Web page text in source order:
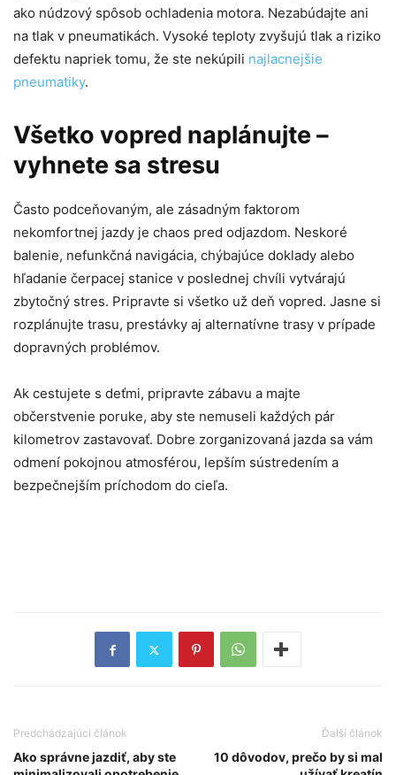
ako núdzový spôsob ochladenia motora. Nezabúdajte ani
na tlak v pneumatikách. Vysoké teploty zvyšujú tlak a riziko
defektu napriek tomu, že ste nekúpili najlacnejšie
pneumatiky.
Všetko vopred naplánujte –
vyhnete sa stresu
Často podceňovaným, ale zásadným faktorom
nekomfortnej jazdy je chaos pred odjazdom. Neskoré
balenie, nefunkčná navigácia, chýbajúce doklady alebo
hľadanie čerpacej stanice v poslednej chvíli vytvárajú
zbytočný stres. Pripravte si všetko už deň vopred. Jasne si
rozplánujte trasu, prestávky aj alternatívne trasy v prípade
dopravných problémov.
Ak cestujete s deťmi, pripravte zábavu a majte
občerstvenie poruke, aby ste nemuseli každých pár
kilometrov zastavovať. Dobre zorganizovaná jazda sa vám
odmení pokojnou atmosférou, lepším sústredením a
bezpečnejším príchodom do cieľa.
Predchádzajúci článok
Ako správne jazdiť, aby ste
Ďalší článok
10 dôvodov, prečo by si mal